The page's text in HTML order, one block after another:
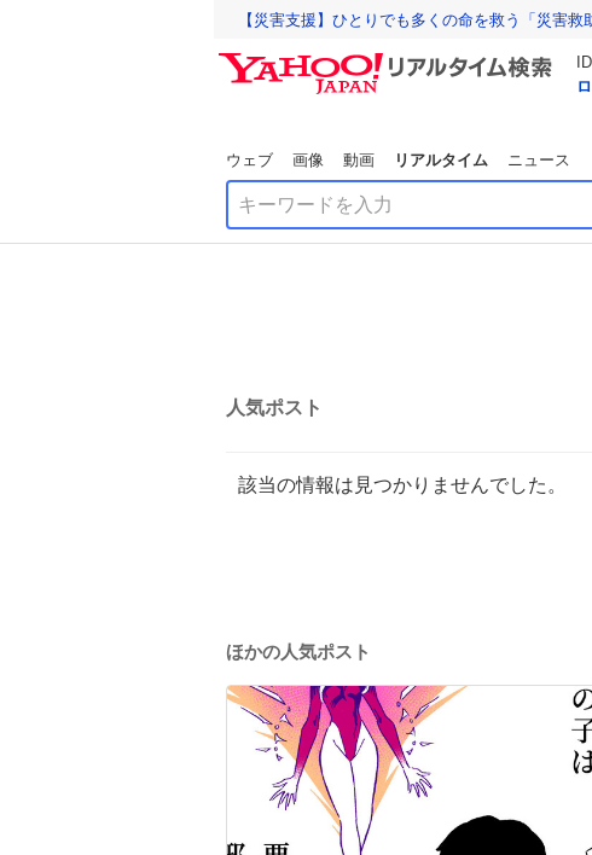
【災害支援】ひとりでも多くの命を救う「災害救
ウェブ 画像 動画 リアルタイム ニュース
人気ポスト
該当の情報は見つかりませんでした。
ほかの人気ポスト